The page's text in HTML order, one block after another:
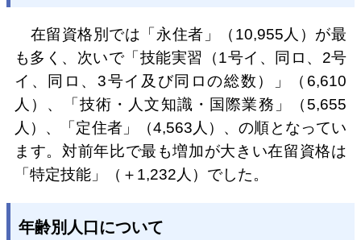
在留資格別では「永住者」（10,955人）が最
も多く、次いで「技能実習（1号イ、同ロ、2号
イ、同ロ、3号イ及び同ロの総数）」（6,610
人）、「技術・人文知識・国際業務」（5,655
人）、「定住者」（4,563人）、の順となってい
ます。対前年比で最も増加が大きい在留資格は
「特定技能」（＋1,232人）でした。
年齢別人口について